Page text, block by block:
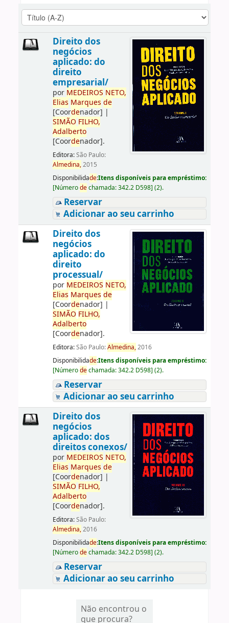
Direito dos
negócios
aplicado: do
direito
empresarial/
por MEDEIROS NETO,
Elias Marques de
[Coordenador] |
SIMÃO FILHO,
Adalberto
[Coordenador].
Editora:São Paulo:
Almedina,2015
Disponibilidade:Itens disponíveis para empréstimo:
[Númerodechamada:342.2 D598] (2).
Reservar
Adicionar ao seu carrinho
Direito dos
negócios
aplicado: do
direito
processual/
por MEDEIROS NETO,
Elias Marques de
[Coordenador] |
SIMÃO FILHO,
Adalberto
[Coordenador].
Editora:São Paulo:Almedina,2016
Disponibilidade:Itens disponíveis para empréstimo:
[Númerodechamada:342.2 D598] (2).
Reservar
Adicionar ao seu carrinho
Direito dos
negócios
aplicado: dos
direitos conexos/
por MEDEIROS NETO,
Elias Marques de
[Coordenador] |
SIMÃO FILHO,
Adalberto
[Coordenador].
Editora:São Paulo:
Almedina,2016
Disponibilidade:Itens disponíveis para empréstimo:
[Númerodechamada:342.2 D598] (2).
Reservar
Adicionar ao seu carrinho
Não encontrou o
que procura?